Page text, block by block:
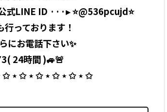
式LINE ID ···▸ ⭐️@536pcujd⭐️
っております！
にお電話下さい✨
24時間 )🚙🚨
⋆ ✩ ⋆ ✩ ⋆ ✩ ⋆ ✩ ⋆ ✩